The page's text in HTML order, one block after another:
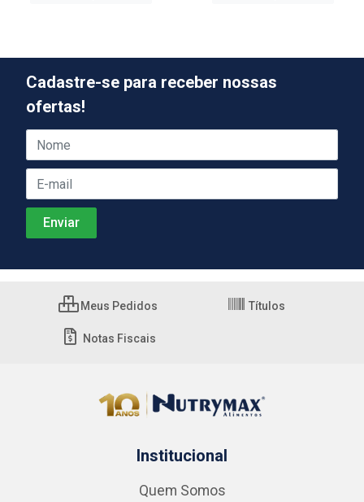
Cadastre-se para receber nossas
ofertas!
Meus Pedidos Títulos
Notas Fiscais
Institucional
Quem Somos